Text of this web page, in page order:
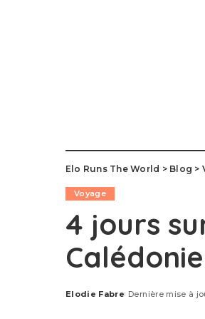
Elo Runs The World > Blog >
Voyage
4 jours
Posted
Elodie Fabre Dernière mise à